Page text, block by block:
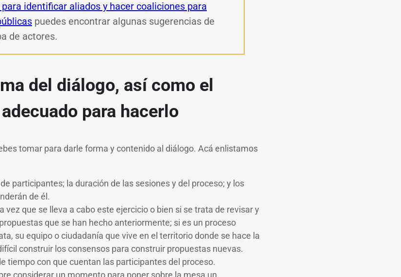
identificar aliados y hacer coaliciones para
puedes encontrar algunas sugerencias de
de actores.
del diálogo, así como el
para hacerlo
tomar para darle forma y contenido al diálogo. Acá enlistamos
participantes; la duración de las sesiones y del proceso; y los
de él.
vez que se lleva a cabo este ejercicio o bien si se trata de revisar y
que se han hecho anteriormente; si es un proceso
su equipo o ciudadanía que vive en el territorio donde se hace la
construir los consensos para construir propuestas nuevas.
tiempo con que cuentan las participantes del proceso.